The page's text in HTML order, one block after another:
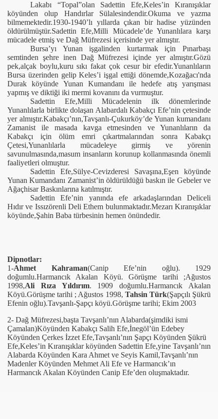
Lakabı “Topal”olan Sadettin Efe,Keles’in Kıranışıklar
köyünden olup Handırlar Sülalesindendir.Okuma ve yazma
bilmemektedir.1930-1940’lı yıllarda çıkan bir hadise yüzünden
öldürülmüştür.Sadettin Efe,Milli Mücadele’de Yunanlılara karşı
mücadele etmiş ve Dağ Müfrezesi içerisinde yer almıştır.
Bursa’yı Yunan işgalinden kurtarmak için Pınarbaşı
semtinden şehre inen Dağ Müfrezesi içinde yer almıştır.Gözü
pek,alçak boylu,kuru sıkı fakat çok cesur bir efedir.Yunanlıların
Bursa üzerinden gelip Keles’i işgal ettiği dönemde,Kozağacı'nda
Durak köyünde Yunan Kumandanı ile hedefe atış yarışması
yapmış ve diktiği iki mermi kovanını da vurmuştur.
Sadettin Efe,Milli Mücadelenin ilk dönemlerinde
Yunanlılarla birlikte dolaşan Alabardalı Kabakçı Efe’nin çetesinde
yer almıştır.Kabakçı’nın,Tavşanlı-Çukurköy’de Yunan kumandanı
Zamanist ile masada kavga etmesinden ve Yunanlıların da
Kabakçı için ölüm emri çıkartmalarından sonra Kabakçı
Çetesi,Yunanlılarla mücadeleye girmiş ve yörenin
savunulmasında,masum insanların korunup kollanmasında önemli
faaliyetleri olmuştur.
Sadettin Efe,Sülye-Cevizderesi Savaşına,Eşen köyünde
Yunan Kumandanı Zamanist’in öldürüldüğü baskın ile Gebeler ve
Ağaçhisar Baskınlarına katılmıştır.
Sadettin Efe’nin yanında efe arkadaşlarından Deliceli
Hıdır ve Issızörenli Deli Ethem bulunmaktadır.Mezarı Kıranışıklar
köyünde,Şahin Baba türbesinin hemen önündedir.
Dipnotlar:
1-Ahmet Kahraman(Canip Efe’nin oğlu). 1929
doğumlu.Harmancık Akalan Köyü. Görüşme tarihi ;Ağustos
1998,Ali Rıza Yıldırım. 1909 doğumlu.Harmancık Akalan
Köyü.Görüşme tarihi ; Ağustos 1998, Tahsin Türk(Şapçılı Şükrü
Efenin oğlu).Tavşanlı-Şapçı köyü.Görüşme tarihi; Ekim 2003
2- Dağ Müfrezesi,başta Tavşanlı’nın Alabarda(şimdiki ismi
Çamalan)Köyünden Kabakçı Salih Efe,İnegöl’ün Edebey
Köyünden Çerkes İzzet Efe,Tavşanlı’nın Şapçı Köyünden Şükrü
Efe,Keles’in Kıranışıklar köyünden Sadettin Efe,yine Tavşanlı’nın
Alabarda Köyünden Kara Ahmet ve Seyis Kamil,Tavşanlı’nın
Madenler Köyünden Mehmet Ali Efe ve Harmancık’ın
Harmancık Akalan Köyünden Canip Efe’den oluşmaktadır.